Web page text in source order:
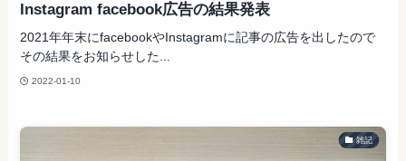
Instagram facebook広告の結果発表
2021年年末にfacebookやInstagramに記事の広告を出したので
その結果をお知らせした...
2022-01-10
雑記